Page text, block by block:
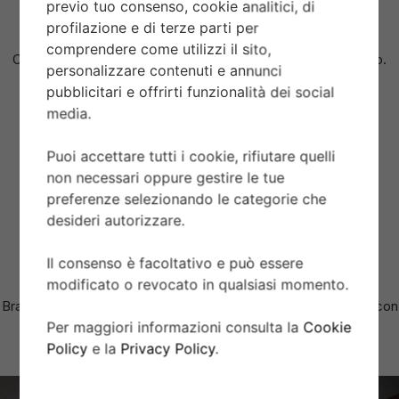
CORONA DI CARICA
Corona di carica a vite in acciaio con la rosa TUDOR in rilievo.
AUTONOMIA
Autonomia di circa 70 ore.
BRACCIALE
Bracciale a cinque maglie in acciaio, finitura lucida e satinata, con
chiusura TUDOR “T-fit”.
previo tuo consenso, cookie analitici, di
profilazione e di terze parti per
comprendere come utilizzi il sito,
personalizzare contenuti e annunci
pubblicitari e offrirti funzionalità dei social
media.
Puoi accettare tutti i cookie, rifiutare quelli
non necessari oppure gestire le tue
preferenze selezionando le categorie che
desideri autorizzare.
Il consenso è facoltativo e può essere
modificato o revocato in qualsiasi momento.
Per maggiori informazioni consulta la Cookie
Policy e la Privacy Policy.